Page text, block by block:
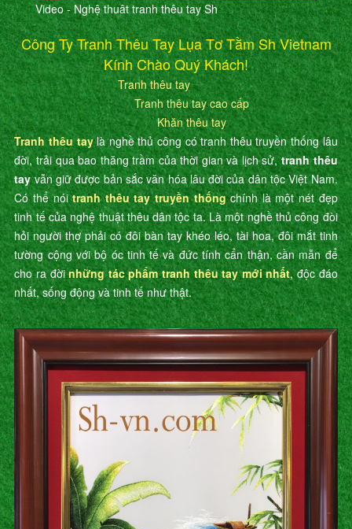
Video - Nghệ thuât tranh thêu tay Sh
Công Ty Tranh Thêu Tay Lụa Tơ Tằm Sh Vietnam
Kính Chào Quý Khách!
Tranh thêu tay
Tranh thêu tay cao cấp
Khăn thêu tay
Tranh thêu taylà nghề thủ công có tranh thêu truyền thống lâu
đời, trải qua bao thăng trầm của thời gian và lịch sử,tranh thêu
tayvẫn giữ được bản sắc văn hóa lâu đời của dân tộc Việt Nam.
Có thể nóitranh thêu tay truyền thốngchính là một nét đẹp
tinh tế của nghệ thuật thêu dân tộc ta. Là một nghề thủ công đòi
hỏi người thợ phải có đôi bàn tay khéo léo, tài hoa, đôi mắt tinh
tường cộng với bộ óc tinh tế và đức tính cẩn thận, cần mẫn để
cho ra đờinhững tác phẩm tranh thêu tay mới nhất, độc đáo
nhất, sống động và tinh tế như thật.